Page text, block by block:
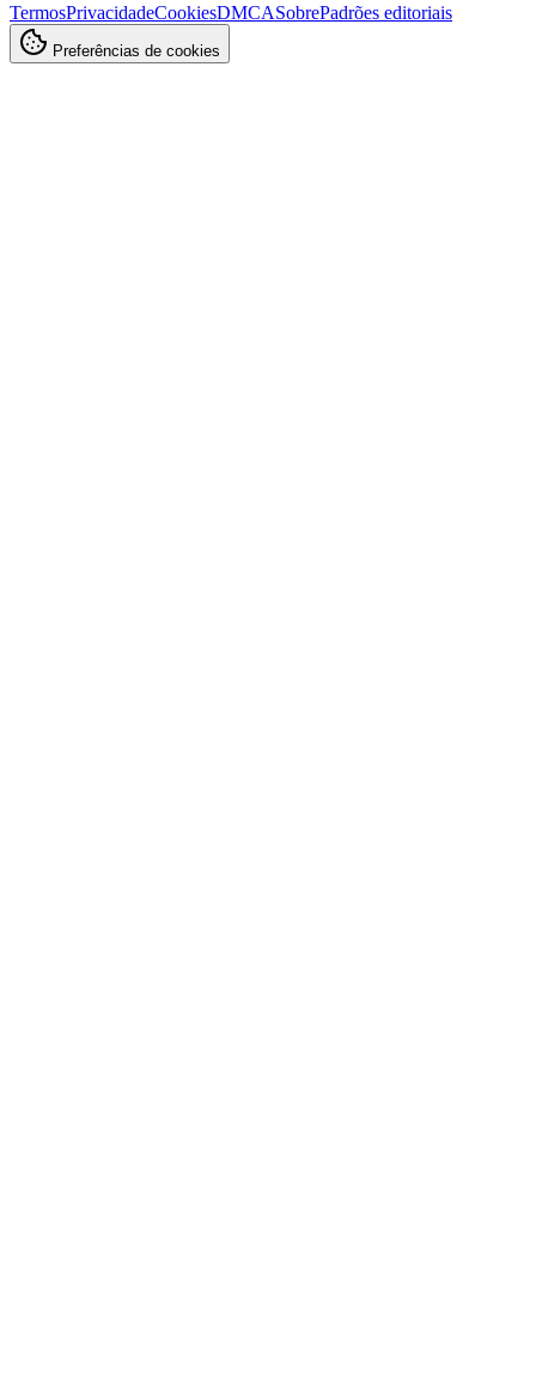
TermosPrivacidadeCookiesDMCASobrePadrões editoriais
Preferências de cookies